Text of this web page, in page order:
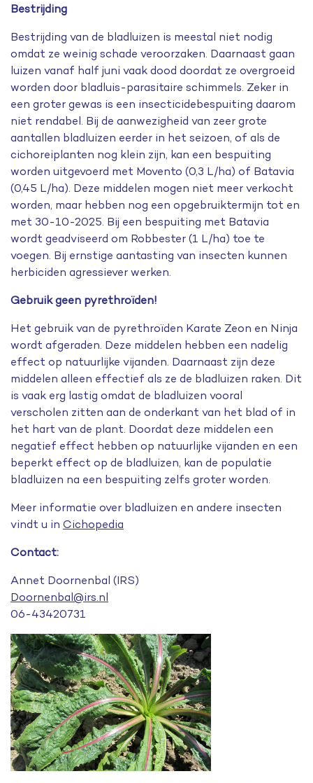
Bestrijding
Bestrijding van de bladluizen is meestal niet nodig
omdat ze weinig schade veroorzaken. Daarnaast gaan
luizen vanaf half juni vaak dood doordat ze overgroeid
worden door bladluis-parasitaire schimmels. Zeker in
een groter gewas is een insecticidebespuiting daarom
niet rendabel. Bij de aanwezigheid van zeer grote
aantallen bladluizen eerder in het seizoen, of als de
cichoreiplanten nog klein zijn, kan een bespuiting
worden uitgevoerd met Movento (0,3 L/ha) of Batavia
(0,45 L/ha). Deze middelen mogen niet meer verkocht
worden, maar hebben nog een opgebruiktermijn tot en
met 30-10-2025. Bij een bespuiting met Batavia
wordt geadviseerd om Robbester (1 L/ha) toe te
voegen. Bij ernstige aantasting van insecten kunnen
herbiciden agressiever werken.
Gebruik geen pyrethroïden!
Het gebruik van de pyrethroïden Karate Zeon en Ninja
wordt afgeraden. Deze middelen hebben een nadelig
effect op natuurlijke vijanden. Daarnaast zijn deze
middelen alleen effectief als ze de bladluizen raken. Dit
is vaak erg lastig omdat de bladluizen vooral
verscholen zitten aan de onderkant van het blad of in
het hart van de plant. Doordat deze middelen een
negatief effect hebben op natuurlijke vijanden en een
beperkt effect op de bladluizen, kan de populatie
bladluizen na een bespuiting zelfs groter worden.
Meer informatie over bladluizen en andere insecten
vindt u in Cichopedia
Contact:
Annet Doornenbal (IRS)
Doornenbal@irs.nl
06-43420731